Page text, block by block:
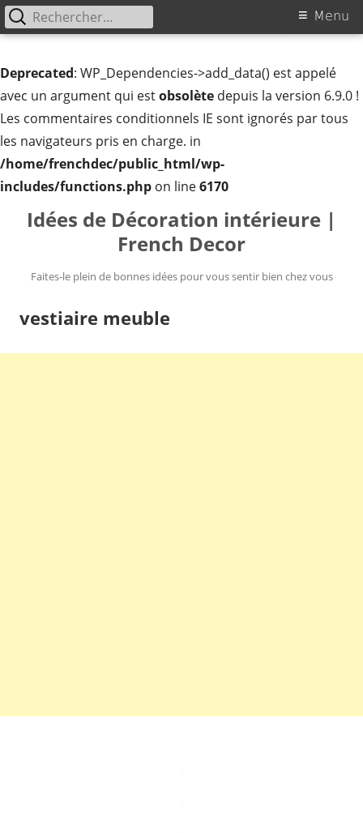
Deprecated: WP_Dependencies->add_data() est appelé
avec un argument qui estobsolète depuis la version 6.9.0 !
Les commentaires conditionnels IE sont ignorés par tous
les navigateurs pris en charge. in
/home/frenchdec/public_html/wp-
includes/functions.php on line6170
Idées de Décoration intérieure |
French Decor
Faites-le plein de bonnes idées pour vous sentir bien chez vous
Menu
Menu
Rechercher :
vestiaire meuble